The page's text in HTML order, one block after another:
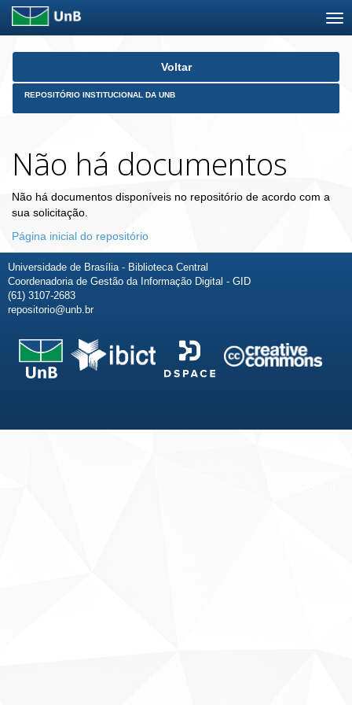
Skip
Voltar
REPOSITÓRIO INSTITUCIONAL DA UNB
Não há documentos
Não há documentos disponíveis no repositório de acordo com a
sua solicitação.
Página inicial do repositório
Universidade de Brasília - Biblioteca Central
Coordenadoria de Gestão da Informação Digital - GID
(61) 3107-2683
repositorio@unb.br